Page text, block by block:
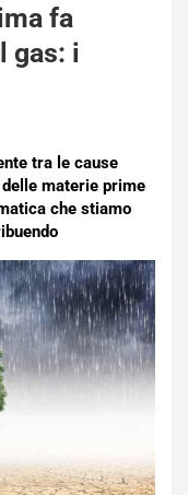
fa
gas: i
tra le cause
materie prime
che stiamo